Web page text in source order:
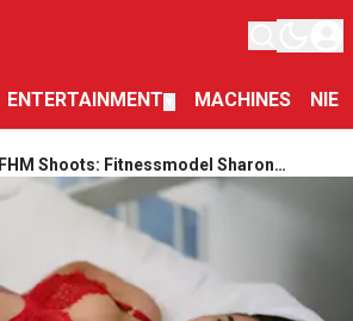
ENTERTAINMENT MACHINES
FHM Shoots: Fitnessmodel Sharon
Wacanno